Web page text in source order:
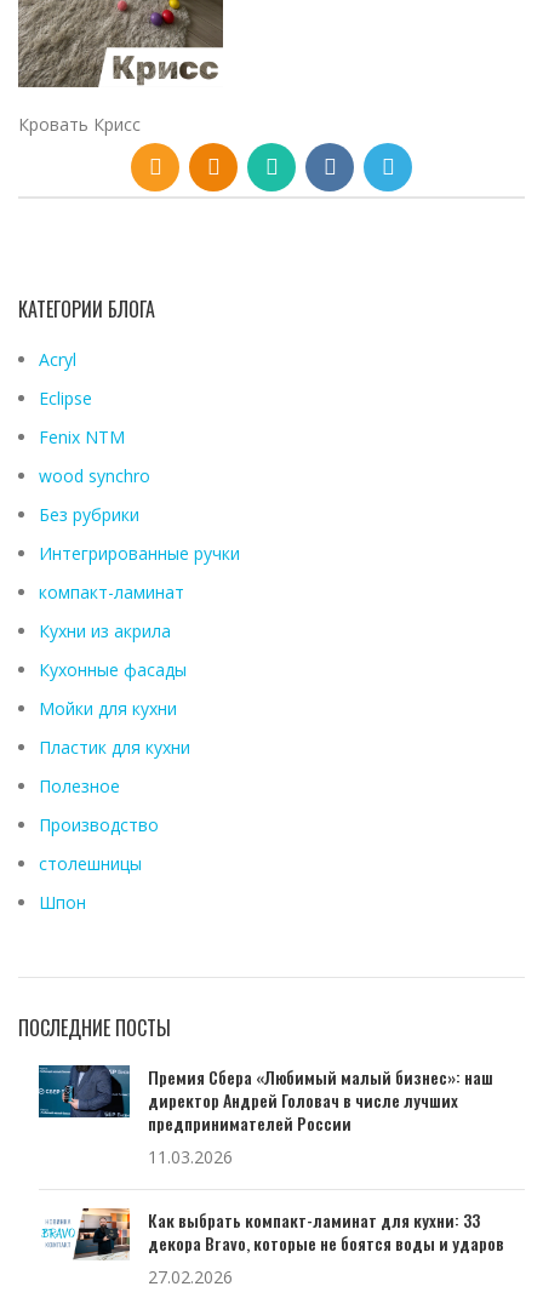
Кровать Крисс
КАТЕГОРИИ БЛОГА
Acryl
Eclipse
Fenix ​​NTM
wood synchro
Без рубрики
Интегрированные ручки
компакт-ламинат
Кухни из акрила
Кухонные фасады
Мойки для кухни
Пластик для кухни
Полезное
Производство
столешницы
Шпон
ПОСЛЕДНИЕ ПОСТЫ
Премия Сбера «Любимый малый бизнес»: наш
директор Андрей Головач в числе лучших
предпринимателей России
11.03.2026
Как выбрать компакт-ламинат для кухни: 33
декора Bravo, которые не боятся воды и ударов
27.02.2026